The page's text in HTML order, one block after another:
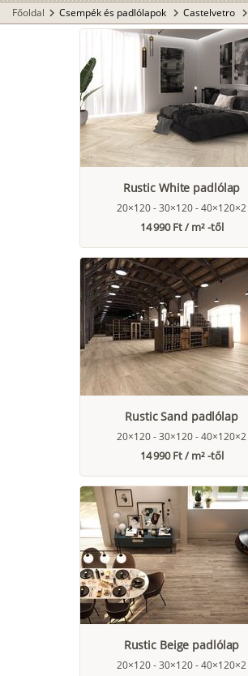
Főoldal chevron_right Csempék és padlólapok chevron_right Castelvetro chevron_right
Rustic White padlólap
20×120 - 30×120 - 40×120×2
14 990 Ft / m² -től
Rustic Sand padlólap
20×120 - 30×120 - 40×120×2
14 990 Ft / m² -től
Rustic Beige padlólap
20×120 - 30×120 - 40×120×2